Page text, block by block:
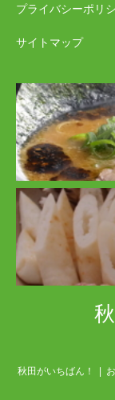
プライバシーポリ
サイトマップ
秋田がいちばん！